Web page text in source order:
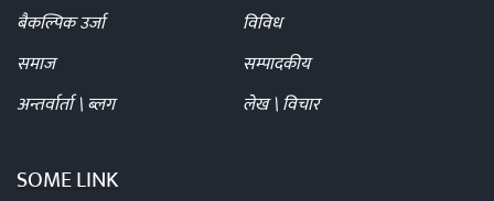
बैकल्पिक उर्जा
विविध
समाज
सम्पादकीय
अन्तर्वार्ता \ ब्लग
लेख \ विचार
SOME LINK